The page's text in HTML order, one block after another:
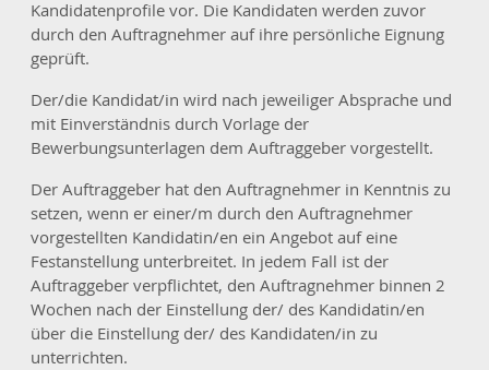
Kandidatenprofile vor. Die Kandidaten werden zuvor
durch den Auftragnehmer auf ihre persönliche Eignung
geprüft.
Der/die Kandidat/in wird nach jeweiliger Absprache und
mit Einverständnis durch Vorlage der
Bewerbungsunterlagen dem Auftraggeber vorgestellt.
Der Auftraggeber hat den Auftragnehmer in Kenntnis zu
setzen, wenn er einer/m durch den Auftragnehmer
vorgestellten Kandidatin/en ein Angebot auf eine
Festanstellung unterbreitet. In jedem Fall ist der
Auftraggeber verpflichtet, den Auftragnehmer binnen 2
Wochen nach der Einstellung der/ des Kandidatin/en
über die Einstellung der/ des Kandidaten/in zu
unterrichten.